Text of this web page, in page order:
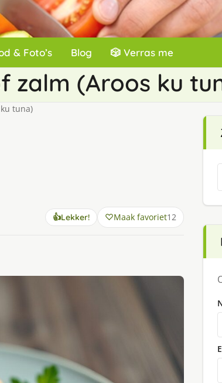
& Foto’s Blog 🎲 Verras me
zalm (Aroos ku
tuna)
👍Lekker! Maak favoriet12